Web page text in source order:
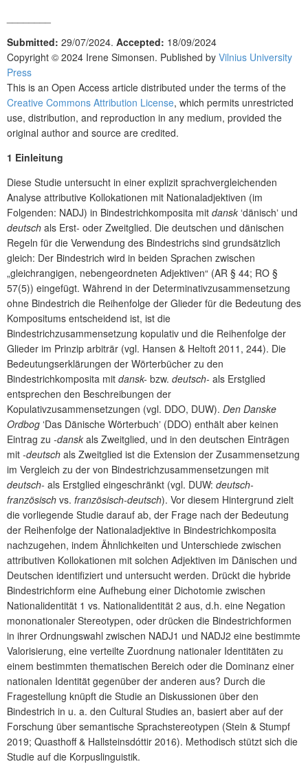
Submitted: 29/07/2024. Accepted: 18/09/2024
Copyright © 2024 Irene Simonsen. Published by Vilnius University
Press
This is an Open Access article distributed under the terms of the
Creative Commons Attribution License, which permits unrestricted
use, distribution, and reproduction in any medium, provided the
original author and source are credited.
1 Einleitung
Diese Studie untersucht in einer explizit sprachvergleichenden
Analyse attributive Kollokationen mit Nationaladjektiven (im
Folgenden: NADJ) in Bindestrichkomposita mit dansk ʻdänischʼ und
deutsch als Erst- oder Zweitglied. Die deutschen und dänischen
Regeln für die Verwendung des Bindestrichs sind grundsätzlich
gleich: Der Bindestrich wird in beiden Sprachen zwischen
„gleichrangigen, nebengeordneten Adjektiven“ (AR § 44; RO §
57(5)) eingefügt. Während in der Determinativzusammensetzung
ohne Bindestrich die Reihenfolge der Glieder für die Bedeutung des
Kompositums entscheidend ist, ist die
Bindestrichzusammensetzung kopulativ und die Reihenfolge der
Glieder im Prinzip arbiträr (vgl. Hansen & Heltoft 2011, 244). Die
Bedeutungserklärungen der Wörterbücher zu den
Bindestrichkomposita mit dansk- bzw. deutsch- als Erstglied
entsprechen den Beschreibungen der
Kopulativzusammensetzungen (vgl. DDO, DUW). Den Danske
Ordbog ʻDas Dänische Wörterbuchʼ (DDO) enthält aber keinen
Eintrag zu -dansk als Zweitglied, und in den deutschen Einträgen
mit -deutsch als Zweitglied ist die Extension der Zusammensetzung
im Vergleich zu der von Bindestrichzusammensetzungen mit
deutsch- als Erstglied eingeschränkt (vgl. DUW: deutsch-
französisch vs. französisch-deutsch). Vor diesem Hintergrund zielt
die vorliegende Studie darauf ab, der Frage nach der Bedeutung
der Reihenfolge der Nationaladjektive in Bindestrichkomposita
nachzugehen, indem Ähnlichkeiten und Unterschiede zwischen
attributiven Kollokationen mit solchen Adjektiven im Dänischen und
Deutschen identifiziert und untersucht werden. Drückt die hybride
Bindestrichform eine Aufhebung einer Dichotomie zwischen
Nationalidentität 1 vs. Nationalidentität 2 aus, d.h. eine Negation
mononationaler Stereotypen, oder drücken die Bindestrichformen
in ihrer Ordnungswahl zwischen NADJ1 und NADJ2 eine bestimmte
Valorisierung, eine verteilte Zuordnung nationaler Identitäten zu
einem bestimmten thematischen Bereich oder die Dominanz einer
nationalen Identität gegenüber der anderen aus? Durch die
Fragestellung knüpft die Studie an Diskussionen über den
Bindestrich in u. a. den Cultural Studies an, basiert aber auf der
Forschung über semantische Sprachstereotypen (Stein & Stumpf
2019; Quasthoff & Hallsteinsdóttir 2016). Methodisch stützt sich die
Studie auf die Korpuslinguistik.